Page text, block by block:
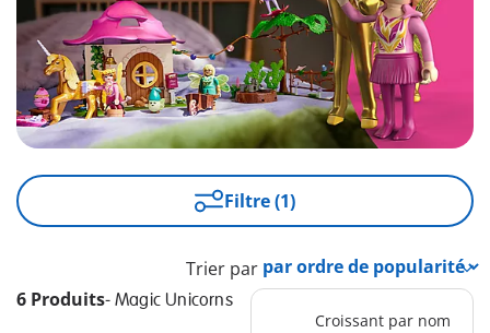
Filtre (1)
6 Produits- Magic Unicorns
Trier par
Croissant par nom